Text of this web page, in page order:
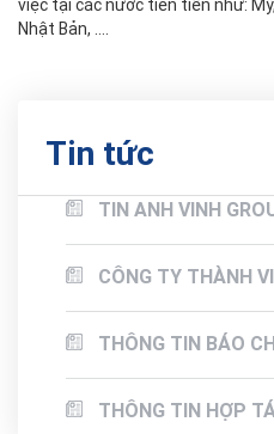
việc tại các nước tiên tiến như:
Nhật Bản, ….
Tin tức
TIN ANH VINH
CÔNG TY THÀNH
THÔNG TIN BÁO
THÔNG TIN HỢP